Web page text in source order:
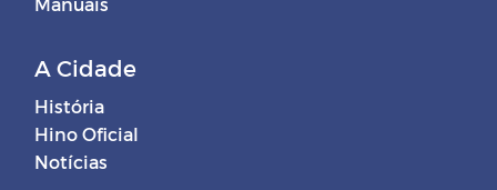
Manuais
A Cidade
História
Hino Oficial
Notícias